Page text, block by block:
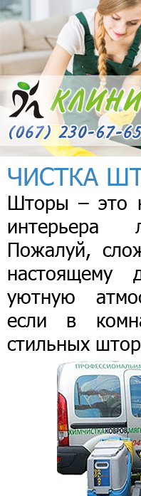
ЧИСТКА
Шторы – это
интерьера
Пожалуй,
уютную
если в
стильных